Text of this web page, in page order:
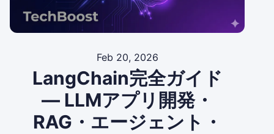
Feb 20, 2026
LangChain完全ガイド
— LLMアプリ開発・
RAG・エージェント・